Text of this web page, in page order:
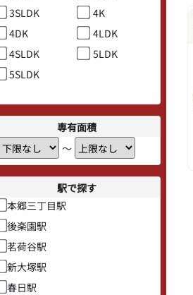
3SLDK
4K
4DK
4LDK
4SLDK
5LDK
5SLDK
専有面積
〜
駅で探す
本郷三丁目駅
後楽園駅
茗荷谷駅
新大塚駅
春日駅